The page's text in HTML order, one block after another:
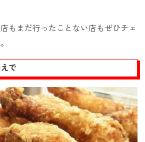
もまだ行ったことない店もぜひチェ
で